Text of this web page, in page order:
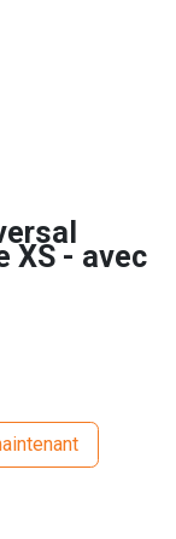
XS - avec